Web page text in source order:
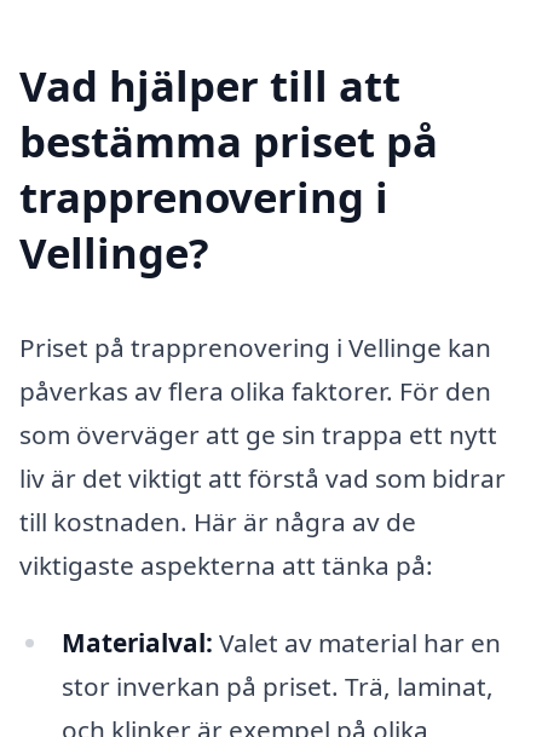
Vad hjälper till att
bestämma priset på
trapprenovering i
Vellinge?
Priset på trapprenovering i Vellinge kan
påverkas av flera olika faktorer. För den
som överväger att ge sin trappa ett nytt
liv är det viktigt att förstå vad som bidrar
till kostnaden. Här är några av de
viktigaste aspekterna att tänka på:
Materialval: Valet av material har en
stor inverkan på priset. Trä, laminat,
och klinker är exempel på olika